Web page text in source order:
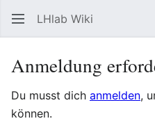
LHlab Wiki
Anmeldung
Du musst dich anmelden,
können.